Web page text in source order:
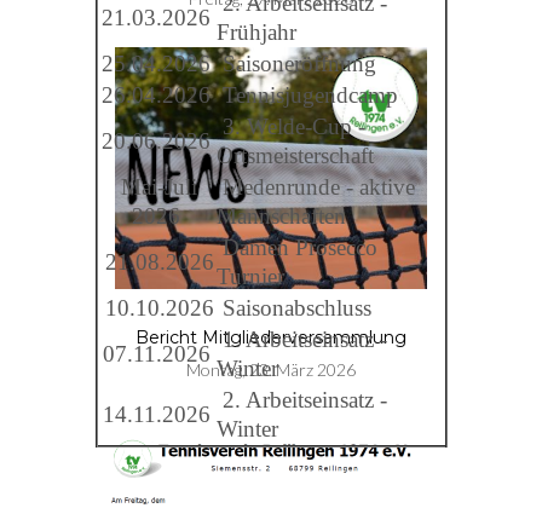
Bericht Mitgliederversammlung
Montag, 23. März 2026
21.03.2026
Frühjahr
25.04.2026 Saisoneröffnung
26.04.2026 Tennisjugendcamp
20.06.2026
3. Welde-Cup -
Ortsmeisterschaft
Mai-Juli
2026
Medenrunde - aktive
Mannschaften
21.08.2026
Damen Prosecco
Turnier
10.10.2026 Saisonabschluss
07.11.2026
1. Arbeitseinsatz -
Winter
14.11.2026
2. Arbeitseinsatz -
Winter